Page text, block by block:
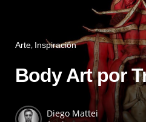
Arte Inspiración
Body Art por
Diego Mattei